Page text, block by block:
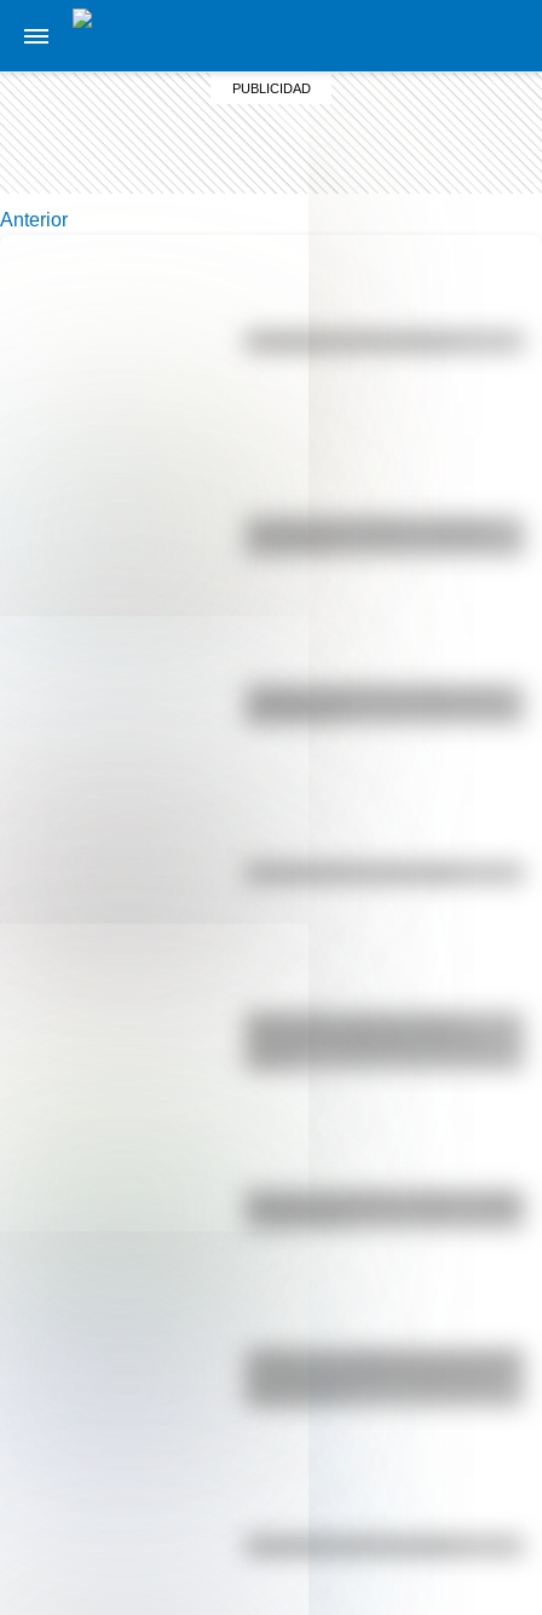
Anterior
¿Sabías cómo fue la infancia de
Efemérides: tres cosas que
Bandera de Bolivia: historia, origen
¿Sabías que Argentina tuvo la torre